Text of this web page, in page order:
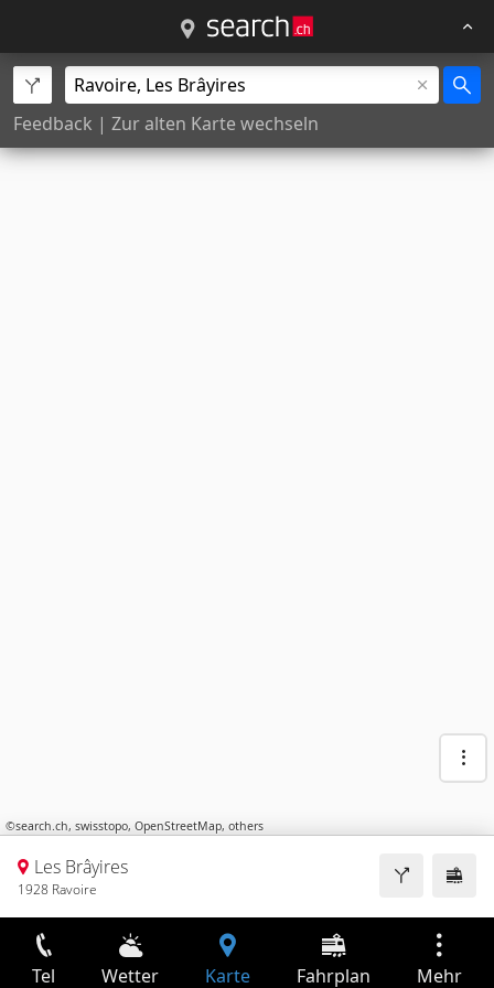
Feedback | Zur alten Karte wechseln
©search.ch, swisstopo, OpenStreetMap, others
Les Brâyires
1928 Ravoire
Tel Wetter Karte Fahrplan Mehr